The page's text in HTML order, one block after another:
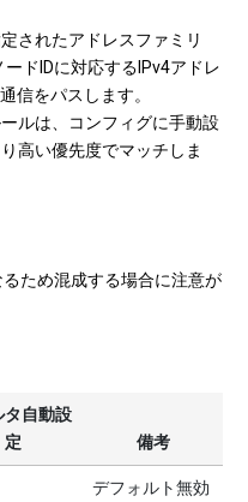
されたアドレスファミリ
ードIDに対応するIPv4アドレ
信をパスします。
ルは、コンフィグに手動設
高い優先度でマッチしま
ため混成する場合に注意が
タ自動設
定
備考
デフォルト無効